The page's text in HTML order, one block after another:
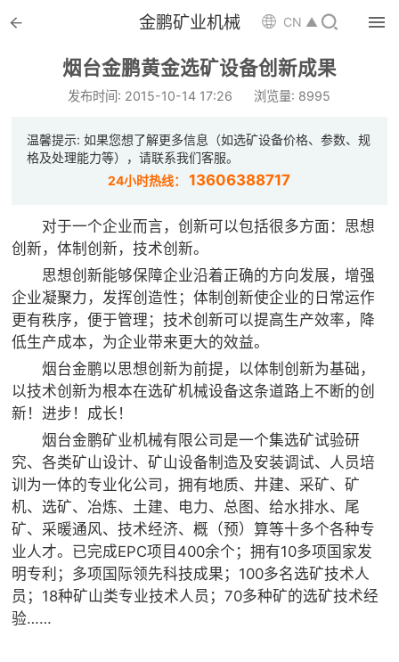
 金鹏矿业机械 CN ▲ 
烟台金鹏黄金选矿设备创新成果
发布时间: 2015-10-14 17:26 浏览量: 8995
温馨提示: 如果您想了解更多信息（如选矿设备价格、参数、规
格及处理能力等），请联系我们客服。
24小时热线：13606388717
对于一个企业而言，创新可以包括很多方面：思想
创新，体制创新，技术创新。
思想创新能够保障企业沿着正确的方向发展，增强
企业凝聚力，发挥创造性；体制创新使企业的日常运作
更有秩序，便于管理；技术创新可以提高生产效率，降
低生产成本，为企业带来更大的效益。
烟台金鹏以思想创新为前提，以体制创新为基础，
以技术创新为根本在选矿机械设备这条道路上不断的创
新！进步！成长！
烟台金鹏矿业机械有限公司是一个集选矿试验研
究、各类矿山设计、矿山设备制造及安装调试、人员培
训为一体的专业化公司，拥有地质、井建、采矿、矿
机、选矿、冶炼、土建、电力、总图、给水排水、尾
矿、采暖通风、技术经济、概（预）算等十多个各种专
业人才。已完成EPC项目400余个；拥有10多项国家发
明专利；多项国际领先科技成果；100多名选矿技术人
员；18种矿山类专业技术人员；70多种矿的选矿技术经
验……
 首页
 选矿设备
 配件耗材

 选矿总包
 案例中心
 服务体系
 选矿实验室
 关于金鹏
发展历程
企业文化
专家团队